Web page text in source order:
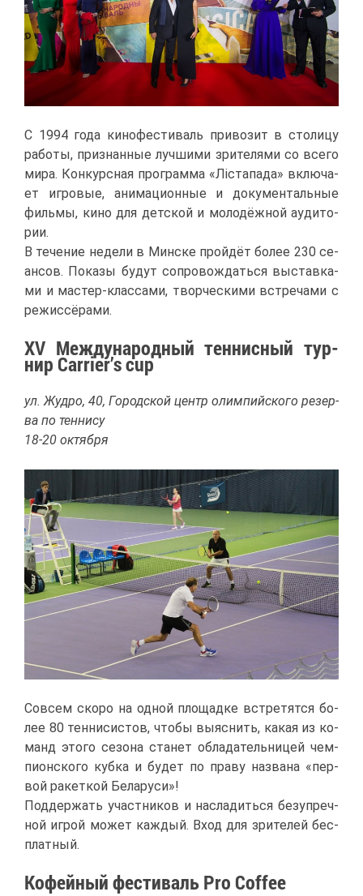
С 1994 го­да ки­но­фе­сти­валь при­во­зит в сто­ли­цу
ра­бо­ты, при­знан­ные луч­ши­ми зри­те­ля­ми со все­го
ми­ра. Кон­курс­ная про­грам­ма «Ліста­па­да» вклю­ча­
ет иг­ро­вые, ани­ма­ци­он­ные и до­ку­мен­таль­ные
филь­мы, ки­но для дет­ской и мо­ло­дёж­ной ауди­то­
рии.
В те­че­ние неде­ли в Мин­ске прой­дёт бо­лее 230 се­
ан­сов. По­ка­зы бу­дут со­про­вож­дать­ся вы­став­ка­
ми и ма­стер-клас­са­ми, твор­че­ски­ми встре­ча­ми с
ре­жис­сё­ра­ми.
XV Меж­ду­на­род­ный тен­нис­ный тур­
нир Carrier’s cup
ул. Жуд­ро, 40, Го­род­ской центр олим­пий­ско­го ре­зер­
ва по тен­ни­су
18-20 ок­тяб­ря
Со­всем ско­ро на од­ной пло­щад­ке встре­тят­ся бо­
лее 80 тен­ни­си­стов, что­бы вы­яс­нить, ка­кая из ко­
манд это­го се­зо­на ста­нет об­ла­да­тель­ни­цей чем­
пи­он­ско­го куб­ка и бу­дет по пра­ву на­зва­на «пер­
вой ра­кет­кой Бе­ла­ру­си»!
Под­дер­жать участ­ни­ков и на­сла­дить­ся без­упреч­
ной иг­рой мо­жет каж­дый. Вход для зри­те­лей бес­
плат­ный.
Ко­фей­ный фе­сти­валь Pro Coffee